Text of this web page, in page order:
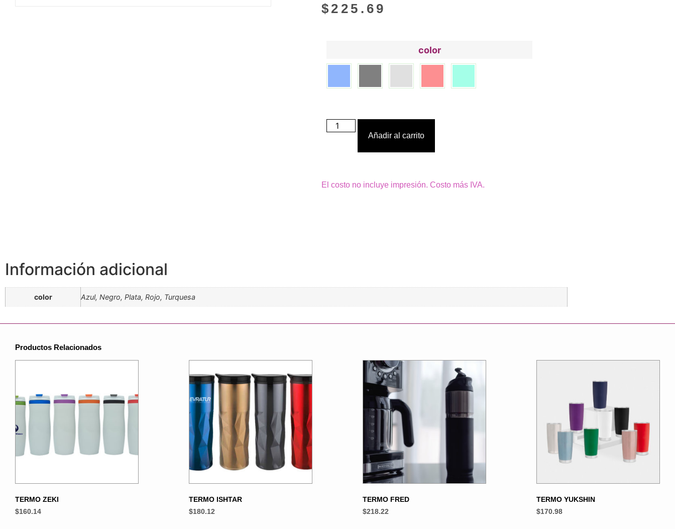
$ 225.69
color
Añadir al carrito
El costo no incluye impresión. Costo más IVA.
Información adicional
color Azul, Negro, Plata, Rojo, Turquesa
Productos Relacionados
TERMO ZEKI
$160.14
TERMO ISHTAR
$180.12
TERMO FRED
$218.22
TERMO YUKSHIN
$170.98